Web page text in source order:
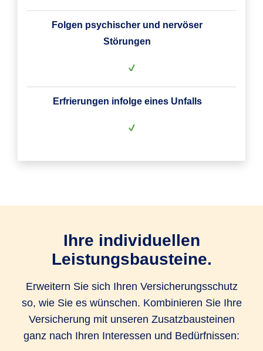
Folgen psychischer und nervöser
Störungen
Erfrierungen infolge eines Unfalls
Ihre individuellen
Leistungsbausteine.
Erweitern Sie sich Ihren Versicherungsschutz
so, wie Sie es wünschen. Kombinieren Sie Ihre
Versicherung mit unseren Zusatzbausteinen
ganz nach Ihren Interessen und Bedürfnissen: